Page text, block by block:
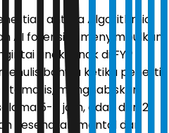
antara Algorithmic
AI forensics menyimpulkan
anak-anak di FYP
bahwa ketika peneliti,
menghabiskan
5-6 jam, ada 1 dari 2
kesehatan mental dan